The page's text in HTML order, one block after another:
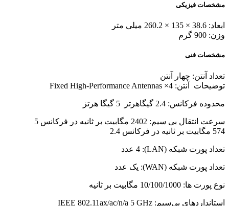
مشخصات فیزیکی
ابعاد: 38.6 × 135 × 260.2 میلی متر
وزن: 900 گرم
مشخصات فنی
تعداد آنتن: چهار آنتن
توضیحات آنتن: 4× Fixed High-Performance Antennas
محدوده فرکانس: 2.4 گیگاهرتز 5 گیگا هرتز
سرعت انتقال بی سیم: 2402 مگابیت بر ثانیه در فرکانس 5
574 مگابیت بر ثانیه در فرکانس 2.4
تعداد پورت شبکه (LAN): 4 عدد
تعداد پورت شبکه (WAN): یک عدد
نوع پورت ها: 10/100/1000 مگابیت بر ثانیه
استانداردهای بی‌سیم: IEEE 802.11ax/ac/n/a 5 GHz